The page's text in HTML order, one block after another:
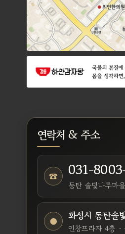
연락처 & 주소
☎ 031-
동탄 솔빛나루마
● 화성시 동탄솔
인창프라자 4층 ·